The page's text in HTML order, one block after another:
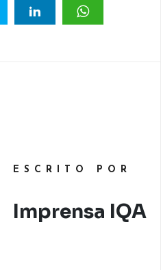
ESCRITO POR
Imprensa IQA